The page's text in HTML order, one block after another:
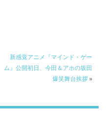
新感覚アニメ『マインド・ゲー
ム』公開初日、今田＆アホの坂田
爆笑舞台挨拶»